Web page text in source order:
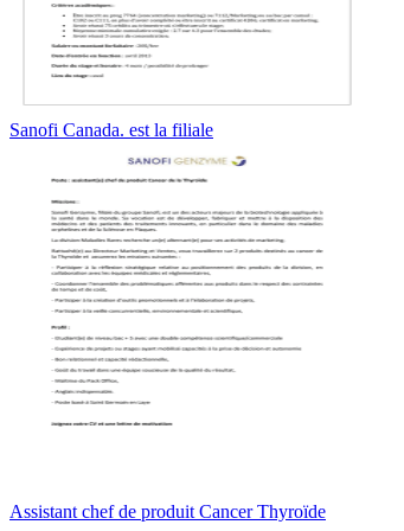
Sanofi Canada. est la filiale
Assistant chef de produit Cancer Thyroïde